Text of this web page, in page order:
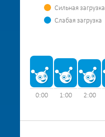
Сильная загрузка
Слабая загрузка
0:00 1:00 2:00